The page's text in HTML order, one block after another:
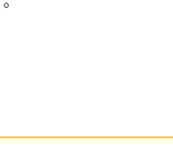
的外型設計，高畫質